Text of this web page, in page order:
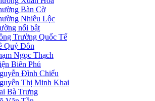
Bàn Cờ
Nhiêu Lộc
nổi bật
Trường Quốc Tế
Quý Đôn
Ngọc Thạch
Biên Phủ
Đình Chiểu
Thị Minh Khai
Bà Trưng